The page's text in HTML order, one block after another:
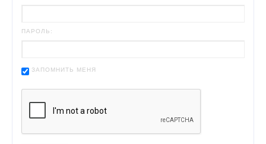
ПАРОЛЬ:
ЗАПОМНИТЬ МЕНЯ